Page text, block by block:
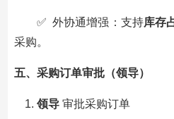
✅ 外协通增强：支持库存
采购。
五、采购订单审批（领导）
领导 审批采购订单